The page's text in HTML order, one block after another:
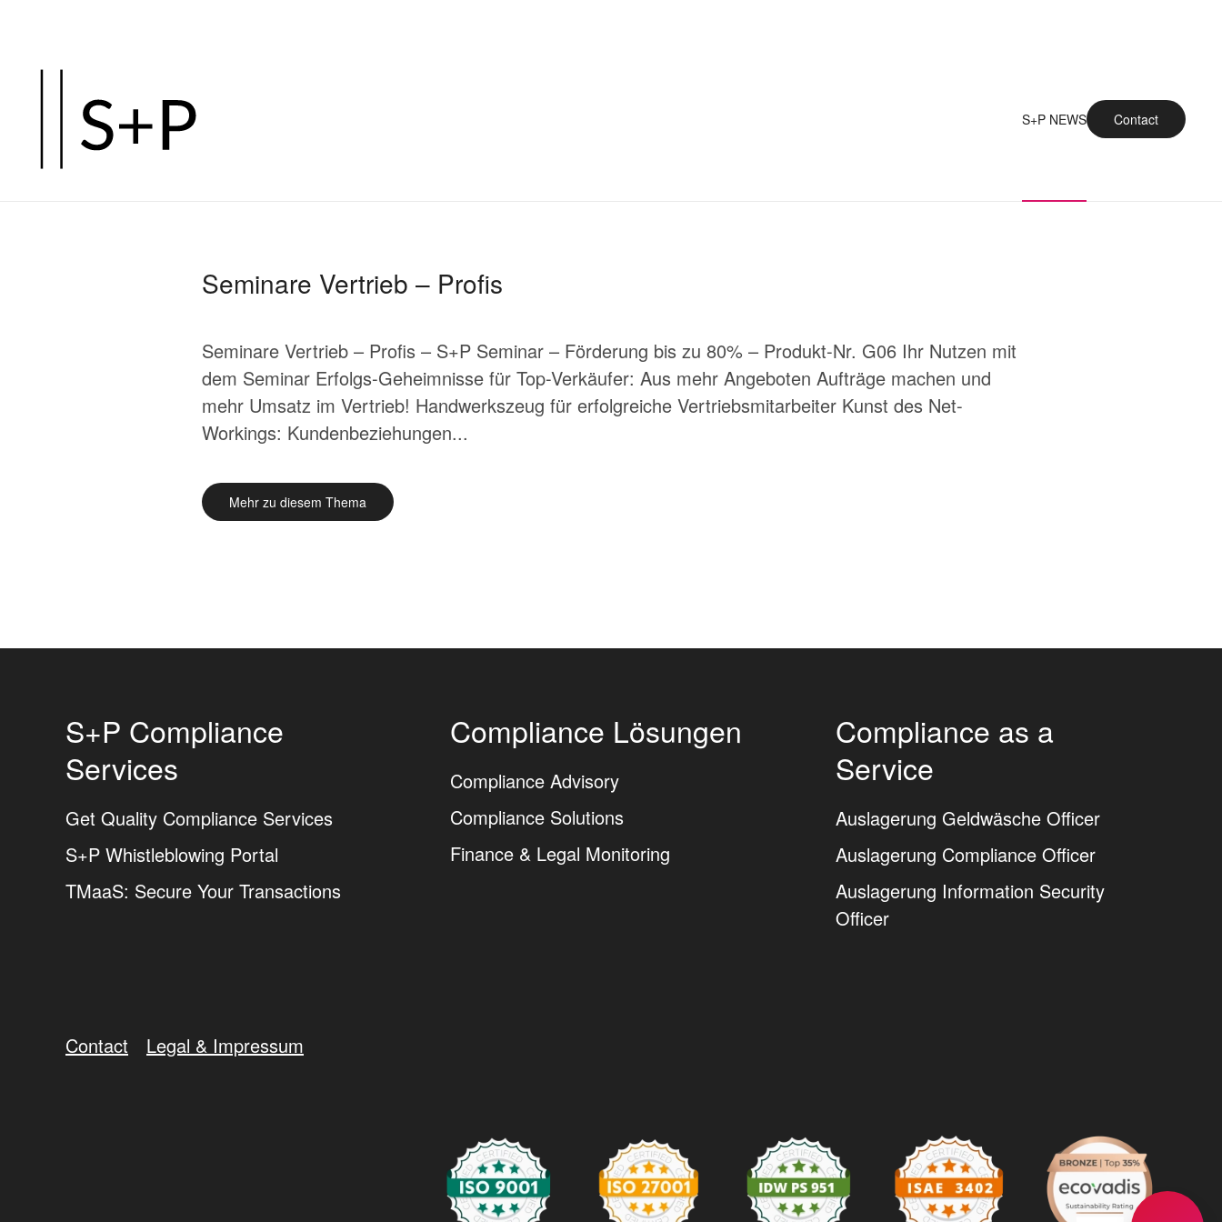
springen
S+P NEWS Contact
Seminare Vertrieb – Profis
Seminare Vertrieb – Profis – S+P Seminar – Förderung bis zu 80% – Produkt-Nr. G06 Ihr Nutzen mit
dem Seminar Erfolgs-Geheimnisse für Top-Verkäufer: Aus mehr Angeboten Aufträge machen und
mehr Umsatz im Vertrieb! Handwerkszeug für erfolgreiche Vertriebsmitarbeiter Kunst des Net-
Workings: Kundenbeziehungen...
Mehr zu diesem Thema
S+P Compliance
Services
Get Quality Compliance Services
S+P Whistleblowing Portal
TMaaS: Secure Your Transactions
Compliance Lösungen
Compliance Advisory
Compliance Solutions
Finance & Legal Monitoring
Compliance as a
Service
Auslagerung Geldwäsche Officer
Auslagerung Compliance Officer
Auslagerung Information Security
Officer
Contact Legal & Impressum